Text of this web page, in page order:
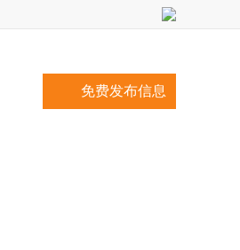
免费发布信息